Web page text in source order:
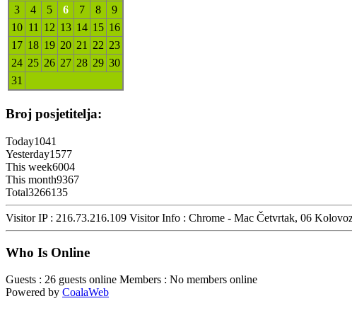
3
4 5 6 7 8
9
10 11 12 13 14 15 16
17 18 19 20 21 22 23
24 25 26 27 28 29 30
31
Broj posjetitelja:
Today1041
Yesterday1577
This week6004
This month9367
Total3266135
Visitor IP : 216.73.216.109 Visitor Info : Chrome - Mac Četvrtak, 06
Who Is Online
Guests : 26 guests online Members : No members online
Powered by CoalaWeb